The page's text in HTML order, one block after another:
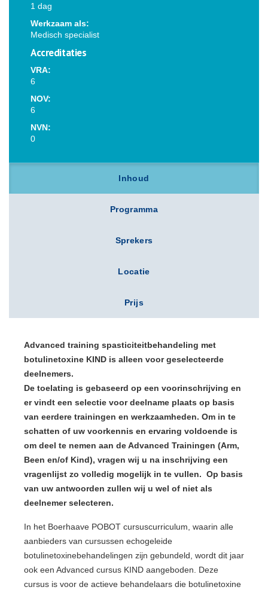
1 dag
Werkzaam als:
Medisch specialist
Accreditaties
VRA:
6
NOV:
6
NVN:
0
Inhoud
Programma
Sprekers
Locatie
Prijs
Advanced training spasticiteitbehandeling met
botulinetoxine KIND is alleen voor geselecteerde
deelnemers.
De toelating is gebaseerd op een voorinschrijving en
er vindt een selectie voor deelname plaats op basis
van eerdere trainingen en werkzaamheden. Om in te
schatten of uw voorkennis en ervaring voldoende is
om deel te nemen aan de Advanced Trainingen (Arm,
Been en/of Kind), vragen wij u na inschrijving een
vragenlijst zo volledig mogelijk in te vullen. Op basis
van uw antwoorden zullen wij u wel of niet als
deelnemer selecteren.
In het Boerhaave POBOT cursuscurriculum, waarin alle
aanbieders van cursussen echogeleide
botulinetoxinebehandelingen zijn gebundeld, wordt dit jaar
ook een Advanced cursus KIND aangeboden. Deze
cursus is voor de actieve behandelaars die botulinetoxine